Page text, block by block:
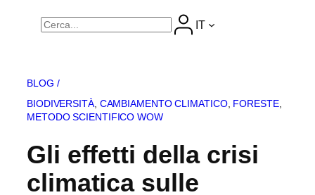
Cerca IT
BLOG /
BIODIVERSITÀ, CAMBIAMENTO CLIMATICO, FORESTE
METODO SCIENTIFICO WOW
Gli effetti della crisi
climatica sulle